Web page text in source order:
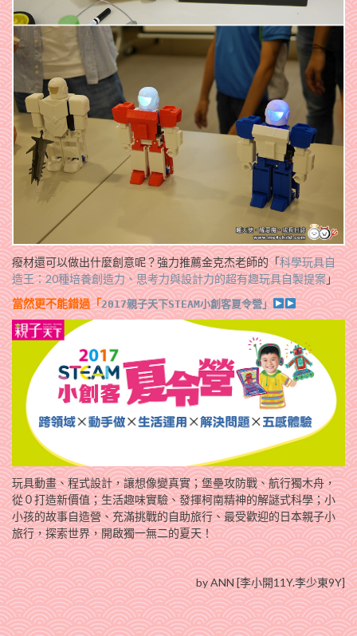
癈材還可以做出什麼創意呢？強力推薦金克杰老師的「科學玩具自
造王：20種培養創造力、思考力與設計力的超有趣玩具自製提案」
當然更不能錯過「2017親子天下STEAM小創客夏令營」
玩具動畫、程式設計，讓想像變真實；堡壘攻防戰、航行獨木舟，
從０打造新價值；生活趣味實驗、發揮柯南精神的解謎式科學；小
小孩的故事自造營、充滿挑戰的自助旅行、最受歡迎的日本親子小
旅行，探索世界，開啟獨一無二的夏天！
by ANN [李小開11Y.李少東9Y]